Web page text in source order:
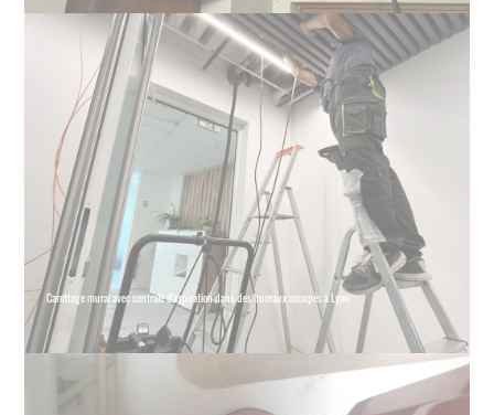
Carottage mural avec centrale d'aspiration dans des bureaux occupés à Lyon